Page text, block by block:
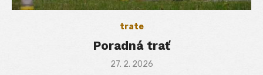
trate
Poradná trať
Posted
27. 2. 2026